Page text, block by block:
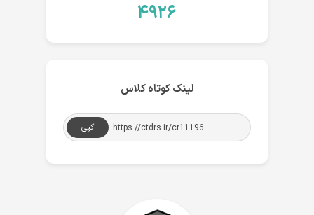
۴۹۲۶
لینک کوتاه کلاس
کپی